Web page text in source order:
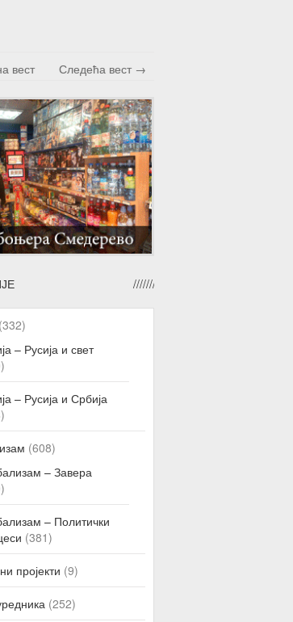
вест Следећа вест →
(332)
– Русија и свет
– Русија и Србија
(608)
– Завера
– Политички
(381)
пројекти (9)
(252)